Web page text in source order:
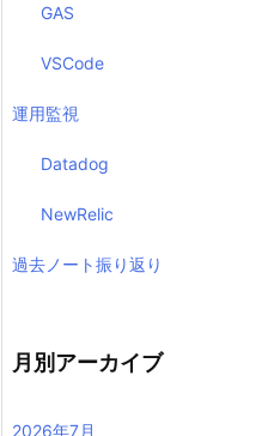
GAS
VSCode
運用監視
Datadog
NewRelic
過去ノート振り返り
月別アーカイブ
2026年7月